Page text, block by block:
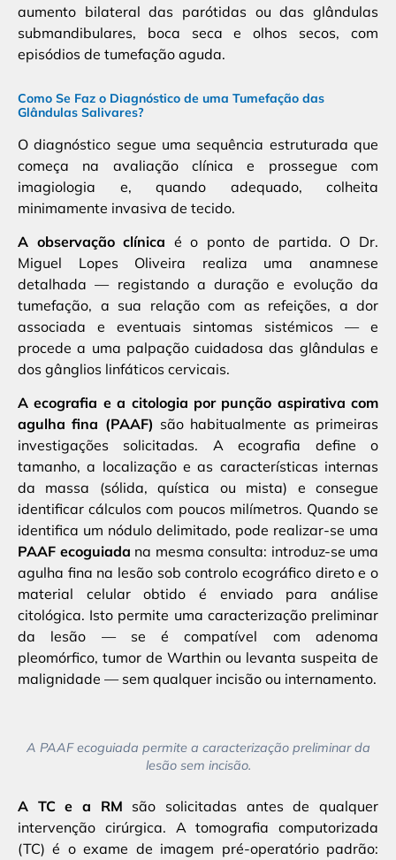
aumento bilateral das parótidas ou das glândulas
submandibulares, boca seca e olhos secos, com
episódios de tumefação aguda.
Como Se Faz o Diagnóstico de uma Tumefação das
Glândulas Salivares?
O diagnóstico segue uma sequência estruturada que
começa na avaliação clínica e prossegue com
imagiologia e, quando adequado, colheita
minimamente invasiva de tecido.
A observação clínica é o ponto de partida. O Dr.
Miguel Lopes Oliveira realiza uma anamnese
detalhada — registando a duração e evolução da
tumefação, a sua relação com as refeições, a dor
associada e eventuais sintomas sistémicos — e
procede a uma palpação cuidadosa das glândulas e
dos gânglios linfáticos cervicais.
A ecografia e a citologia por punção aspirativa com
agulha fina (PAAF) são habitualmente as primeiras
investigações solicitadas. A ecografia define o
tamanho, a localização e as características internas
da massa (sólida, quística ou mista) e consegue
identificar cálculos com poucos milímetros. Quando se
identifica um nódulo delimitado, pode realizar-se uma
PAAF ecoguiada na mesma consulta: introduz-se uma
agulha fina na lesão sob controlo ecográfico direto e o
material celular obtido é enviado para análise
citológica. Isto permite uma caracterização preliminar
da lesão — se é compatível com adenoma
pleomórfico, tumor de Warthin ou levanta suspeita de
malignidade — sem qualquer incisão ou internamento.
A PAAF ecoguiada permite a caracterização preliminar da
lesão sem incisão.
A TC e a RM são solicitadas antes de qualquer
intervenção cirúrgica. A tomografia computorizada
(TC) é o exame de imagem pré-operatório padrão: